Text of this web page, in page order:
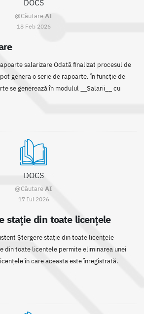
DOCS
@CăutareAI
18 Feb 2026
salarizare Odată finalizat procesul de
genera o serie de rapoarte, în funcție de
se generează în modulul __Salarii__ cu
DOCS
@CăutareAI
17 Iul 2026
stație din toate licențele
Ștergere stație din toate licențele
din toate licentele permite eliminarea unei
în care aceasta este înregistrată.